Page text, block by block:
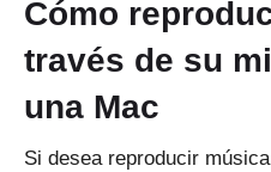
Cómo
través de su
una Mac
Si desea reproducir